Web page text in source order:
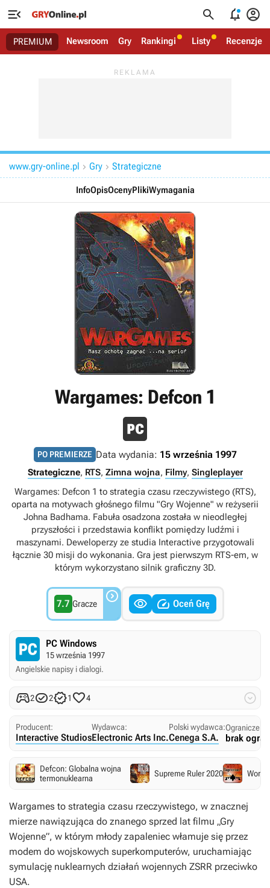
   
PREMIUM Newsroom Gry Rankingi Listy Recenzje
www.gry-online.pl  Gry  Strategiczne
InfoOpisOcenyPlikiWymagania
Wargames: Defcon 1
PO PREMIERZE Data wydania: 15 września 1997
Strategiczne, RTS, Zimna wojna, Filmy, Singleplayer
Wargames: Defcon 1 to strategia czasu rzeczywistego (RTS),
oparta na motywach głośnego filmu "Gry Wojenne" w reżyserii
Johna Badhama. Fabuła osadzona została w nieodległej
przyszłości i przedstawia konflikt pomiędzy ludźmi i
maszynami. Deweloperzy ze studia Interactive przygotowali
łącznie 30 misji do wykonania. Gra jest pierwszym RTS-em, w
którym wykorzystano silnik graficzny 3D.
7.7 Gracze    Oceń Grę
PC Windows
15 września 1997
Angielskie napisy i dialogi.
221 4 
Producent:
Interactive Studios
Wydawca:
Electronic Arts Inc.
Polski wydawca:
Cenega S.A. brak
Defcon: Globalna wojna
termonuklearna
Supreme Ruler 2020 World
Wargames to strategia czasu rzeczywistego, w znacznej
mierze nawiązująca do znanego sprzed lat filmu „Gry
Wojenne”, w którym młody zapaleniec włamuje się przez
modem do wojskowych superkomputerów, uruchamiając
symulację nuklearnych działań wojennych ZSRR przeciwko
USA.